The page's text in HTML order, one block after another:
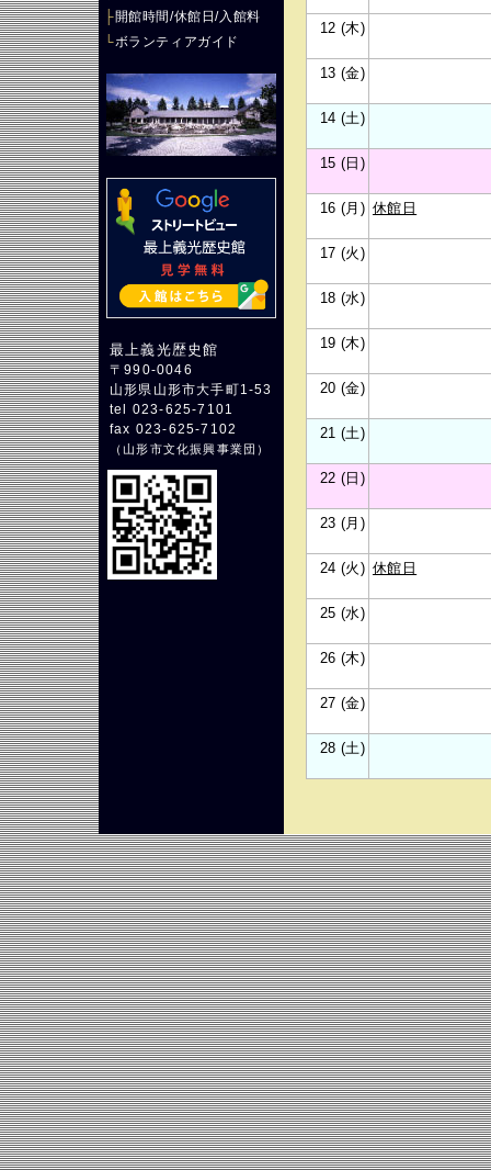
├開館時間/休館日/入館料
└ボランティアガイド
最上義光歴史館
〒990-0046
山形県山形市大手町1-53
tel 023-625-7101
fax 023-625-7102
（山形市文化振興事業団 ）
12 (木)
13 (金)
14 (土)
15 (日)
16 (月) 休館日
17 (火)
18 (水)
19 (木)
20 (金)
21 (土)
22 (日)
23 (月)
24 (火) 休館日
25 (水)
26 (木)
27 (金)
28 (土)